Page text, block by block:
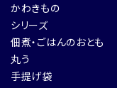
かわきもの
シリーズ
佃煮・ごはんのおとも
丸う
手提げ袋